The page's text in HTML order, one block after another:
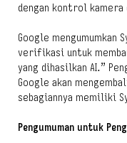
dengan kontrol kamera
Google mengumumkan
verifikasi untuk
yang dihasilkan AI.”
Google akan
sebagiannya memiliki
Pengumuman untuk